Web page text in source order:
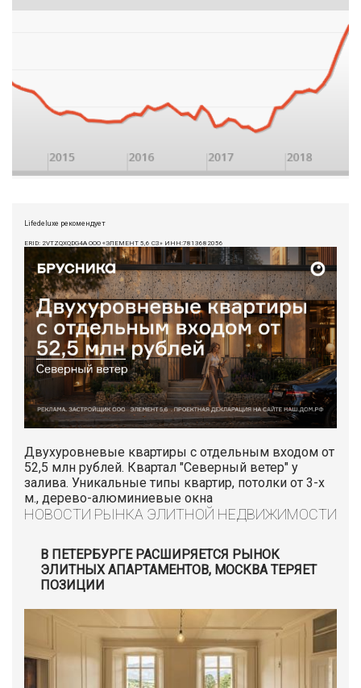
Lifedeluxe рекомендует
ERID: 2VTZQXQDG4A ООО «ЭЛЕМЕНТ 5,6 СЗ» ИНН:7813682056
Двухуровневые квартиры с отдельным входом от
52,5 млн рублей. Квартал "Северный ветер" у
залива. Уникальные типы квартир, потолки от 3-х
м., дерево-алюминиевые окна
НОВОСТИ РЫНКА ЭЛИТНОЙ НЕДВИЖИМОСТИ
В ПЕТЕРБУРГЕ РАСШИРЯЕТСЯ РЫНОК
ЭЛИТНЫХ АПАРТАМЕНТОВ, МОСКВА ТЕРЯЕТ
ПОЗИЦИИ